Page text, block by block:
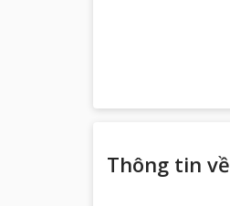
Thông tin về